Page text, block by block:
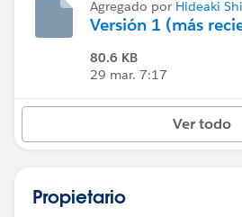
Agregado por Hideaki
Versión 1 (más
80.6 KB
29 mar. 7:17
Ver todo
Propietario